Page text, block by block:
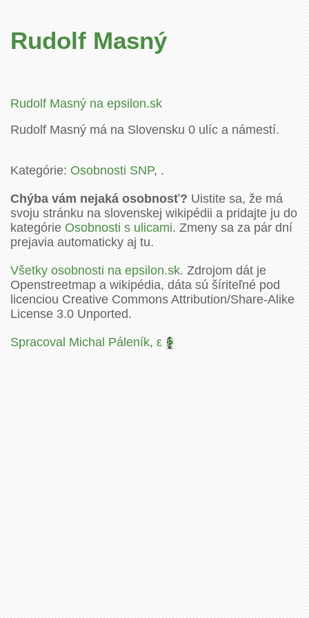
Rudolf Masný
Rudolf Masný na epsilon.sk
Rudolf Masný má na Slovensku 0 ulíc a námestí.
Kategórie:Osobnosti SNP, .
Chýba vám nejaká osobnosť?Uistite sa, že má
svoju stránku na slovenskej wikipédii a pridajte ju do
kategórieOsobnosti s ulicami. Zmeny sa za pár dní
prejavia automaticky aj tu.
Všetky osobnosti na epsilon.sk.Zdrojom dát je
Openstreetmap a wikipédia, dáta sú šíriteľné pod
licenciou Creative Commons Attribution/Share-Alike
License 3.0 Unported.
Spracoval Michal Páleník,ε